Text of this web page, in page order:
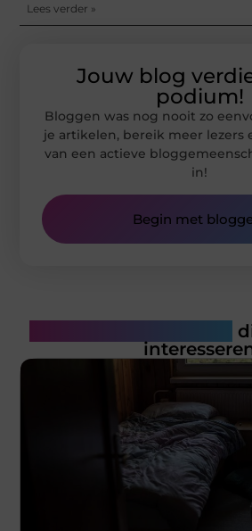
Lees verder »
Jouw blog
podium!
Bloggen was nog nooit zo
je artikelen, bereik meer lezers
van een actieve
in!
Begin met